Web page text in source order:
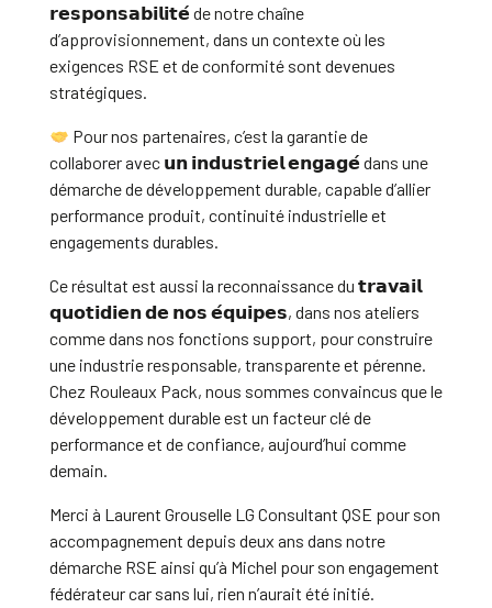
𝗿𝗲𝘀𝗽𝗼𝗻𝘀𝗮𝗯𝗶𝗹𝗶𝘁𝗲́ de notre chaîne
d’approvisionnement, dans un contexte où les
exigences RSE et de conformité sont devenues
stratégiques.
Pour nos partenaires, c’est la garantie de
collaborer avec 𝘂𝗻 𝗶𝗻𝗱𝘂𝘀𝘁𝗿𝗶𝗲𝗹 𝗲𝗻𝗴𝗮𝗴𝗲́ dans une
démarche de développement durable, capable d’allier
performance produit, continuité industrielle et
engagements durables.
Ce résultat est aussi la reconnaissance du 𝘁𝗿𝗮𝘃𝗮𝗶𝗹
𝗾𝘂𝗼𝘁𝗶𝗱𝗶𝗲𝗻 𝗱𝗲 𝗻𝗼𝘀 𝗲́𝗾𝘂𝗶𝗽𝗲𝘀, dans nos ateliers
comme dans nos fonctions support, pour construire
une industrie responsable, transparente et pérenne.
Chez Rouleaux Pack, nous sommes convaincus que le
développement durable est un facteur clé de
performance et de confiance, aujourd’hui comme
demain.
Merci à Laurent Grouselle LG Consultant QSE pour son
accompagnement depuis deux ans dans notre
démarche RSE ainsi qu’à Michel pour son engagement
fédérateur car sans lui, rien n’aurait été initié.